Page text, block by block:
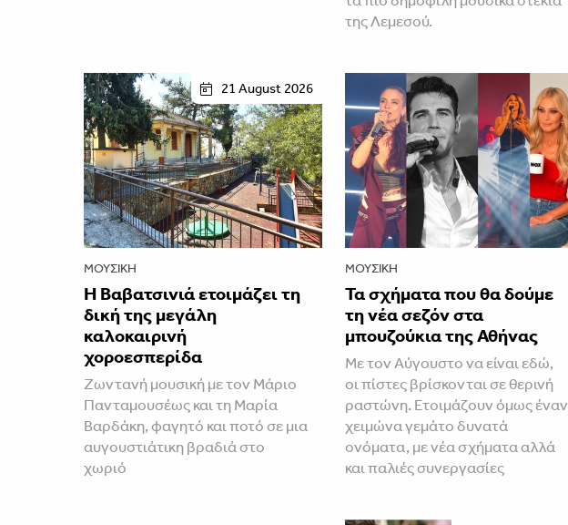
της Λεμεσού.
21 August 2026
ΜΟΥΣΙΚΉ
Η Βαβατσινιά ετοιμάζει τη
δική της μεγάλη
καλοκαιρινή
χοροεσπερίδα
Ζωντανή μουσική με τον Μάριο
Πανταμουσέως και τη Μαρία
Βαρδάκη, φαγητό και ποτό σε μια
αυγουστιάτικη βραδιά στο
χωριό
ΜΟΥΣΙΚΉ
Τα σχήματα που θα δούμε
τη νέα σεζόν στα
μπουζούκια της Αθήνας
Με τον Αύγουστο να είναι εδώ,
οι πίστες βρίσκονται σε θερινή
ραστώνη. Ετοιμάζουν όμως έναν
χειμώνα γεμάτο δυνατά
ονόματα, με νέα σχήματα αλλά
και παλιές συνεργασίες